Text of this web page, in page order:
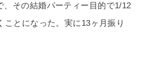
、その結婚パーティー目的で1/12
ことになった。実に13ヶ月振り